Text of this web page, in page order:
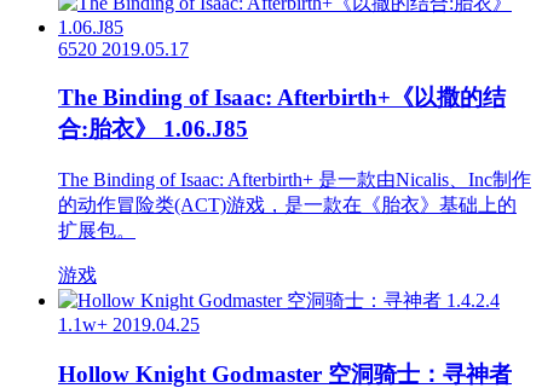
6520 2019.05.17
The Binding of Isaac: Afterbirth+《以撒的结
合:胎衣》 1.06.J85
The Binding of Isaac: Afterbirth+ 是一款由Nicalis、Inc制作
的动作冒险类(ACT)游戏，是一款在《胎衣》基础上的
扩展包。
游戏
1.1w+ 2019.04.25
Hollow Knight Godmaster 空洞骑士：寻神者